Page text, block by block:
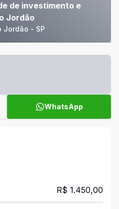
de investimento e
Jordão
Jordão - SP
WhatsApp
R$ 1.450,00